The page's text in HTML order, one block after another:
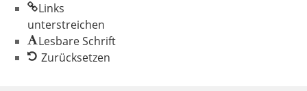
Links
unterstreichen
Lesbare Schrift
Zurücksetzen